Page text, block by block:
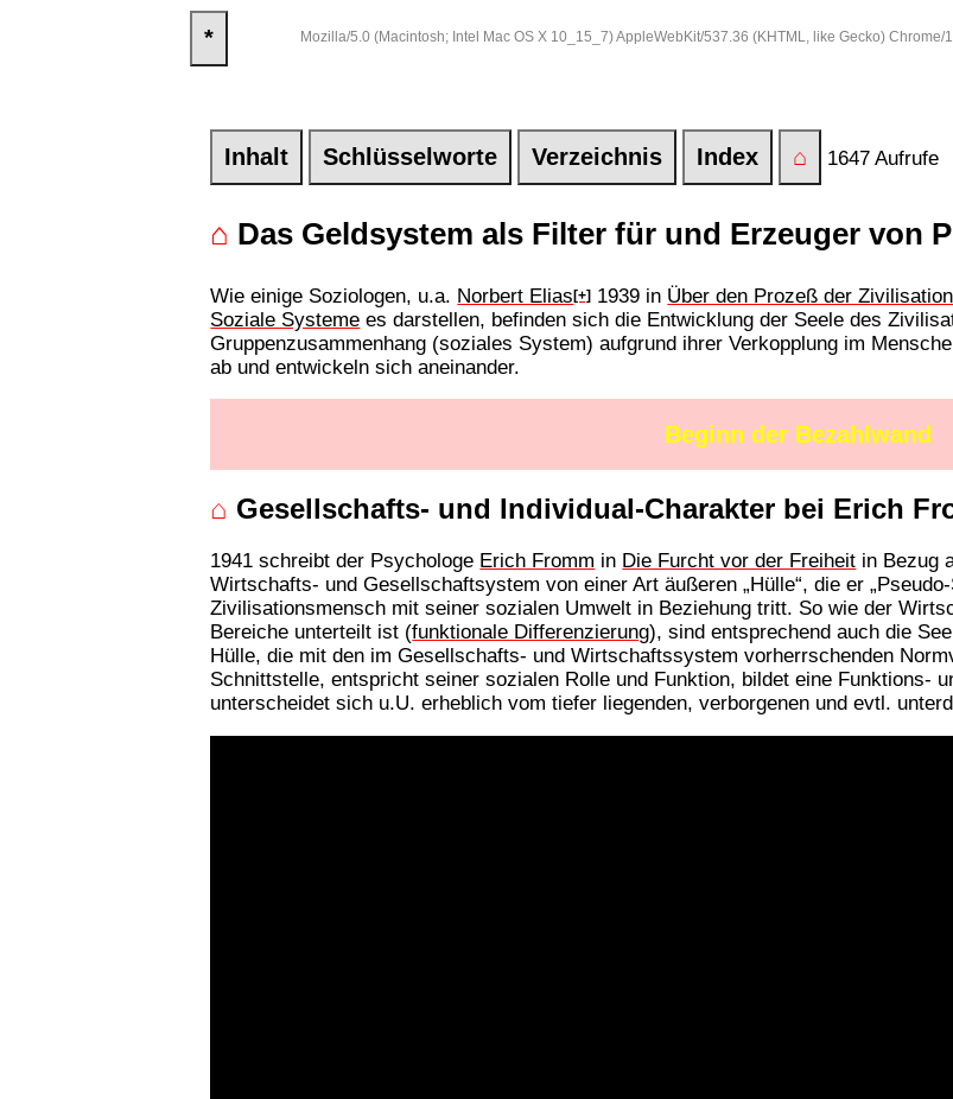
* Mozilla/5.0 (Macintosh; Intel Mac OS X 10_15_7) AppleWebKit/537.36 (KHTML, like Gecko)
Inhalt Schlüsselworte Verzeichnis Index ⌂ 1647 Aufrufe
⌂ Das Geldsystem als Filter für und Erzeuger von
Wie einige Soziologen, u.a. Norbert Elias[+] 1939 in Über den Prozeß der Zivilisation
Soziale Systeme es darstellen, befinden sich die Entwicklung der Seele des
Gruppenzusammenhang (soziales System) aufgrund ihrer Verkopplung im
ab und entwickeln sich aneinander.
Beginn der Bezahlwand
⌂ Gesellschafts- und Individual-Charakter bei Erich
1941 schreibt der Psychologe Erich Fromm in Die Furcht vor der Freiheit in Bezug
Wirtschafts- und Gesellschaftsystem von einer Art äußeren „Hülle“, die er
Zivilisationsmensch mit seiner sozialen Umwelt in Beziehung tritt. So wie der
Bereiche unterteilt ist (funktionale Differenzierung), sind entsprechend auch die
Hülle, die mit den im Gesellschafts- und Wirtschaftssystem vorherrschenden
Schnittstelle, entspricht seiner sozialen Rolle und Funktion, bildet eine Funktions-
unterscheidet sich u.U. erheblich vom tiefer liegenden, verborgenen und evtl.